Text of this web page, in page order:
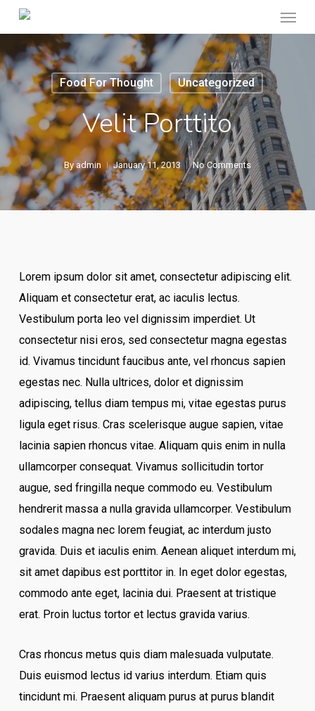
Skip
to
main
content
Food For Thought Uncategorized
Velit Porttito
By admin January 11, 2013 No Comments
Lorem ipsum dolor sit amet, consectetur adipiscing elit.
Aliquam et consectetur erat, ac iaculis lectus.
Vestibulum porta leo vel dignissim imperdiet. Ut
consectetur nisi eros, sed consectetur magna egestas
id. Vivamus tincidunt faucibus ante, vel rhoncus sapien
egestas nec. Nulla ultrices, dolor et dignissim
adipiscing, tellus diam tempus mi, vitae egestas purus
ligula eget risus. Cras scelerisque augue sapien, vitae
lacinia sapien rhoncus vitae. Aliquam quis enim in nulla
ullamcorper consequat. Vivamus sollicitudin tortor
augue, sed fringilla neque commodo eu. Vestibulum
hendrerit massa a nulla gravida ullamcorper. Vestibulum
sodales magna nec lorem feugiat, ac interdum justo
gravida. Duis et iaculis enim. Aenean aliquet interdum mi,
sit amet dapibus est porttitor in. In eget dolor egestas,
commodo ante eget, lacinia dui. Praesent at tristique
erat. Proin luctus tortor et lectus gravida varius.
Cras rhoncus metus quis diam malesuada vulputate.
Duis euismod lectus id varius interdum. Etiam quis
tincidunt mi. Praesent aliquam purus at purus blandit